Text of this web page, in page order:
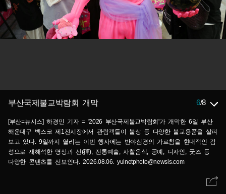
부산국제불교박람회 개막 6/8
[부산=뉴시스] 하경민 기자 = '2026 부산국제불교박람회'가 개막한 6일 부산
해운대구 벡스코 제1전시장에서 관람객들이 불상 등 다양한 불교용품을 살펴
보고 있다. 9일까지 열리는 이번 행사에는 반야심경의 가르침을 현대적인 감
성으로 재해석한 명상과 선(禪), 전통예술, 사찰음식, 공예, 디자인, 굿즈 등
다양한 콘텐츠를 선보인다. 2026.08.06. yulnetphoto@newsis.com